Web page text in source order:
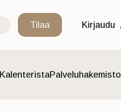
Search
for:
Tilaa Kirjaudu
KalenteristaPalveluhakemisto